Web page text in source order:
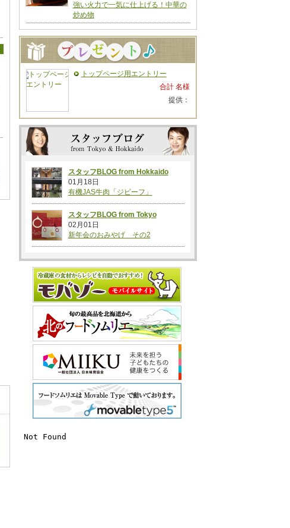
強い火力で一気に仕上げる！中華の
炒め物
トップページ用エントリー
合計 名様
提供：
スタッフBLOG from Hokkaido
01月18日
有機JAS牛肉「ジビーフ」
スタッフBLOG from Tokyo
02月01日
新年会のおみやげ その2